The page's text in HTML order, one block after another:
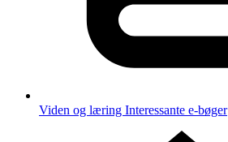
Viden og læring Interessante e-bøger